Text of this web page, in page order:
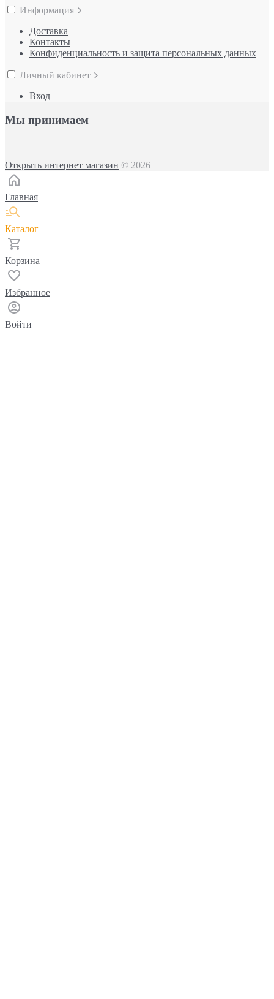
Информация
Доставка
Контакты
Конфиденциальность и защита персональных данных
Личный кабинет
Вход
Мы принимаем
Открыть интернет магазин © 2026
Главная
Каталог
Корзина
Избранное
Войти